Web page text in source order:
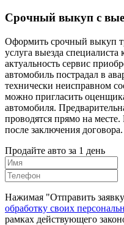
Срочный выкуп с
Оформить срочный выкуп
услуга выезда
актуальность сервис
автомобиль пострадал в
технически неисправном
можно пригласить
автомобиля.
проводятся прямо на
после заключения договора.
Продайте авто за 1 день
Нажимая "Отправить
обработку своих
рамках действующего